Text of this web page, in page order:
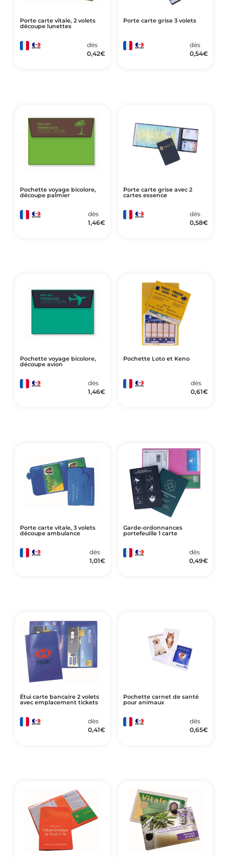
Porte carte vitale, 2 volets
découpe lunettes
dès
0,42€
Porte carte grise 3 volets
dès
0,54€
Pochette voyage bicolore,
découpe palmier
dès
1,46€
Porte carte grise avec 2
cartes essence
dès
0,58€
Pochette voyage bicolore,
découpe avion
dès
1,46€
Pochette Loto et Keno
dès
0,61€
Porte carte vitale, 3 volets
découpe ambulance
dès
1,01€
Garde-ordonnances
portefeuille 1 carte
dès
0,49€
Étui carte bancaire 2 volets
avec emplacement tickets
dès
0,41€
Pochette carnet de santé
pour animaux
dès
0,65€